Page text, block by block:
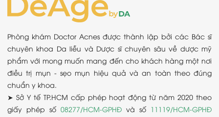
Phòng khám Doctor Acnes được thành lập bởi các Bác sĩ
chuyên khoa Da liễu và Dược sĩ chuyên sâu về dược mỹ
phẩm với mong muốn mang đến cho khách hàng một nơi
điều trị mụn - sẹo mụn hiệu quả và an toàn theo đúng
chuẩn y khoa.
➤ Sở Y tế TP.HCM cấp phép hoạt động từ năm 2020 theo
giấy phép số 08277/HCM-GPHĐ và số 11119/HCM-GPHĐ